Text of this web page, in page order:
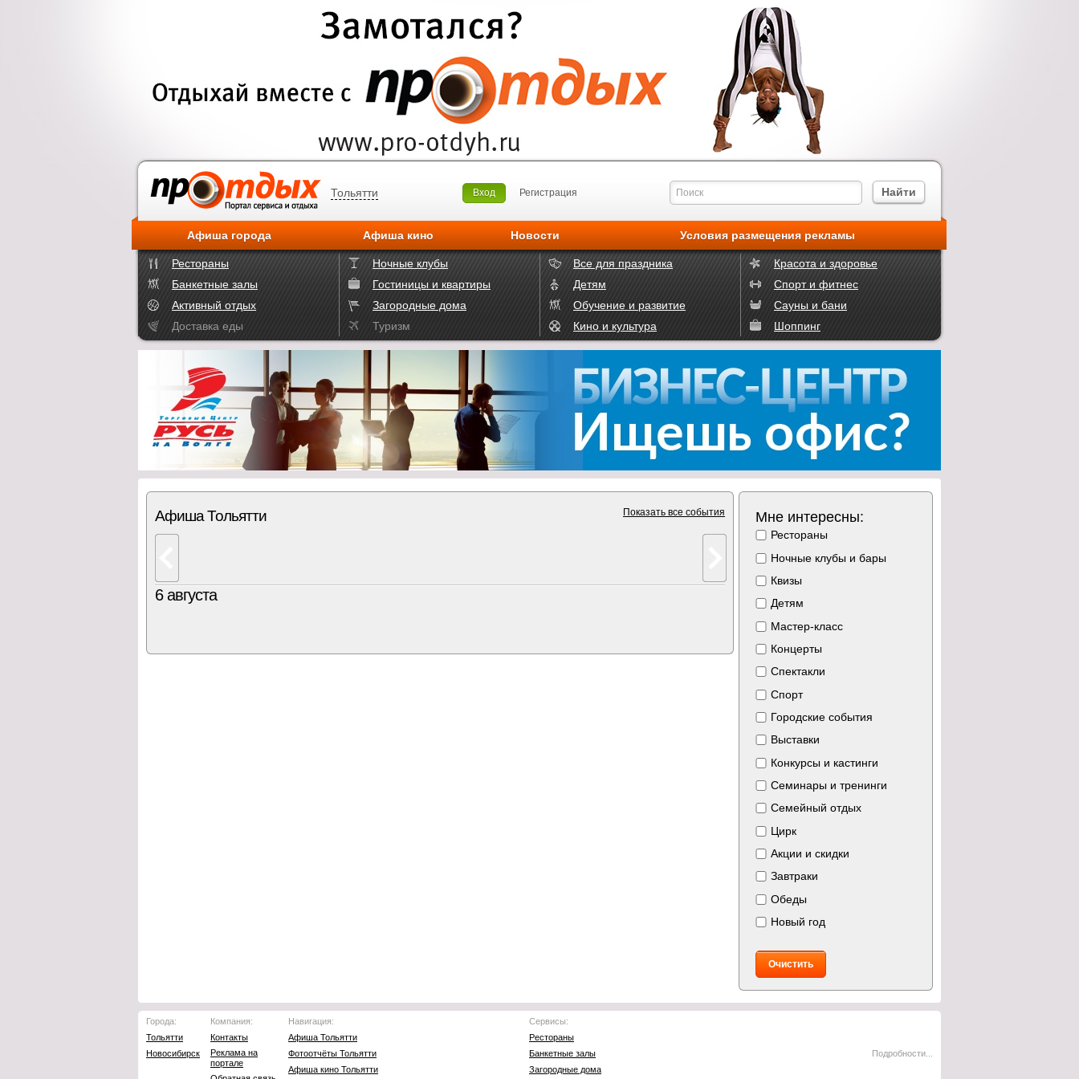
Тольятти Вход Регистрация
Афиша города Афиша кино Новости Условия размещения рекламы
Рестораны Ночные клубы Все для праздника
Красота и здоровье
Банкетные залы
Гостиницы и квартиры Детям
Спорт и фитнес
Активный отдых
Загородные дома Обучение и развитие
Сауны и бани
Доставка еды
Туризм Кино и культура Шоппинг
Афиша Тольятти Показать все события
6 августа
Мне интересны:
Рестораны
Ночные клубы и бары
Квизы
Детям
Мастер-класс
Концерты
Спектакли
Спорт
Городские события
Выставки
Конкурсы и кастинги
Семинары и тренинги
Семейный отдых
Цирк
Акции и скидки
Завтраки
Обеды
Новый год
Очистить
Города:
Тольятти
Новосибирск
Компания:
Контакты
Реклама на
портале
Навигация:
Афиша Тольятти
Фотоотчёты Тольятти
Афиша кино Тольятти
Сервисы:
Рестораны
Банкетные залы
Загородные дома
Подробности...